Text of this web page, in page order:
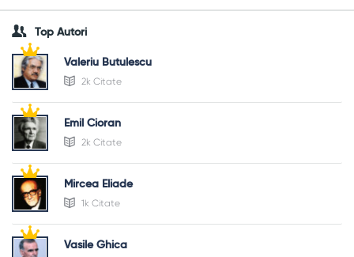
Top Autori
Valeriu Butulescu
2k Citate
Emil Cioran
2k Citate
Mircea Eliade
1k Citate
Vasile Ghica